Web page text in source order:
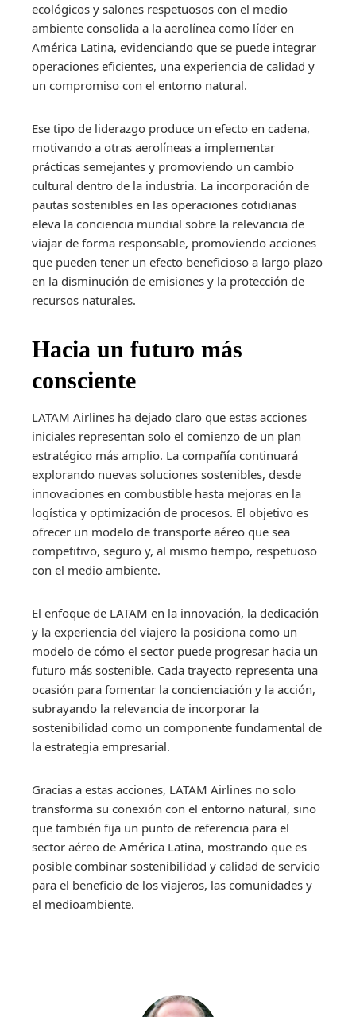
ecológicos y salones respetuosos con el medio
ambiente consolida a la aerolínea como líder en
América Latina, evidenciando que se puede integrar
operaciones eficientes, una experiencia de calidad y
un compromiso con el entorno natural.
Ese tipo de liderazgo produce un efecto en cadena,
motivando a otras aerolíneas a implementar
prácticas semejantes y promoviendo un cambio
cultural dentro de la industria. La incorporación de
pautas sostenibles en las operaciones cotidianas
eleva la conciencia mundial sobre la relevancia de
viajar de forma responsable, promoviendo acciones
que pueden tener un efecto beneficioso a largo plazo
en la disminución de emisiones y la protección de
recursos naturales.
Hacia un futuro más
consciente
LATAM Airlines ha dejado claro que estas acciones
iniciales representan solo el comienzo de un plan
estratégico más amplio. La compañía continuará
explorando nuevas soluciones sostenibles, desde
innovaciones en combustible hasta mejoras en la
logística y optimización de procesos. El objetivo es
ofrecer un modelo de transporte aéreo que sea
competitivo, seguro y, al mismo tiempo, respetuoso
con el medio ambiente.
El enfoque de LATAM en la innovación, la dedicación
y la experiencia del viajero la posiciona como un
modelo de cómo el sector puede progresar hacia un
futuro más sostenible. Cada trayecto representa una
ocasión para fomentar la concienciación y la acción,
subrayando la relevancia de incorporar la
sostenibilidad como un componente fundamental de
la estrategia empresarial.
Gracias a estas acciones, LATAM Airlines no solo
transforma su conexión con el entorno natural, sino
que también fija un punto de referencia para el
sector aéreo de América Latina, mostrando que es
posible combinar sostenibilidad y calidad de servicio
para el beneficio de los viajeros, las comunidades y
el medioambiente.